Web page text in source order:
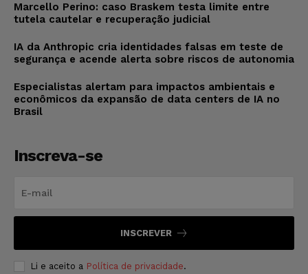
Marcello Perino: caso Braskem testa limite entre
tutela cautelar e recuperação judicial
IA da Anthropic cria identidades falsas em teste de
segurança e acende alerta sobre riscos de autonomia
Especialistas alertam para impactos ambientais e
econômicos da expansão de data centers de IA no
Brasil
Inscreva-se
INSCREVER
Li e aceito a Política de privacidade.